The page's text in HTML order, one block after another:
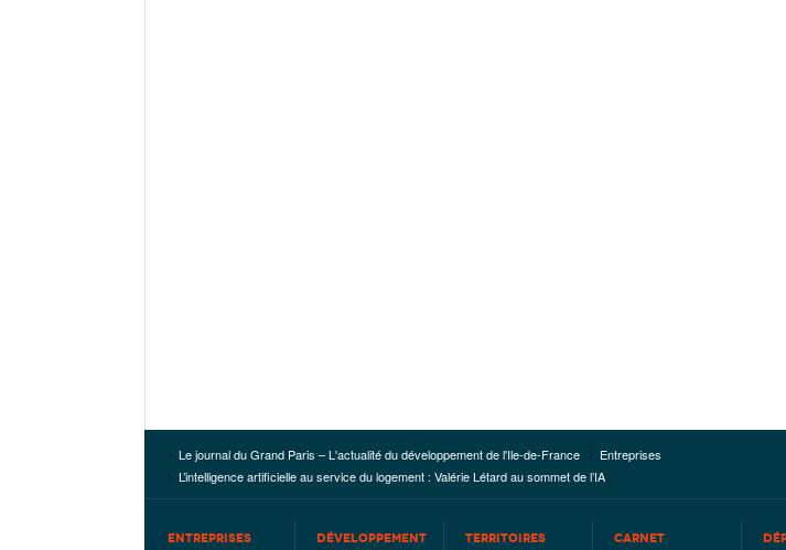
Le journal du Grand Paris – L'actualité du développement de l'Ile-de-France
Entreprises
L’intelligence artificielle au service du logement : Valérie Létard au sommet de l’IA
ENTREPRISES
DÉVELOPPEMENT
TERRITOIRES CARNET